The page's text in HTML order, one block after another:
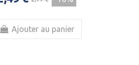
Ajouter au panier